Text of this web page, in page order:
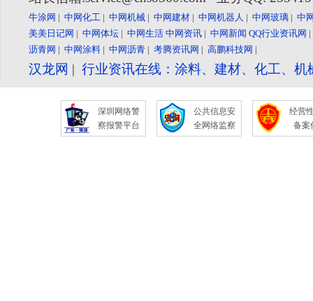
牛涂网 | 中网化工 | 中网机械 | 中网建材 | 中网机器人 | 中网玻璃 | 中
美美日记网 | 中网体坛 | 中网生活 中网资讯 | 中网新闻 QQ行业资讯网
沥青网 | 中网涂料 | 中网沥青 | 考腾资讯网 | 高鹏科技网 |
汉龙网 | 行业资讯在线：涂料、建材、化工、
深圳网络警
察报警平台
公共信息安
全网络监察
经营
备案